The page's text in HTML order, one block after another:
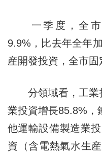
一季度，全市
9.9%，比去年全年
産開發投資，全市固
分領域看，工業
業投資增長85.8%，
他運輸設備製造業
資（含電熱氣水生